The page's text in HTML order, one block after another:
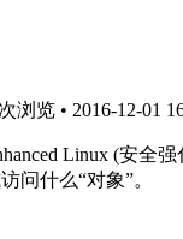
浏览 • 2016-12-01
Linux (安全强
问什么“对象”。